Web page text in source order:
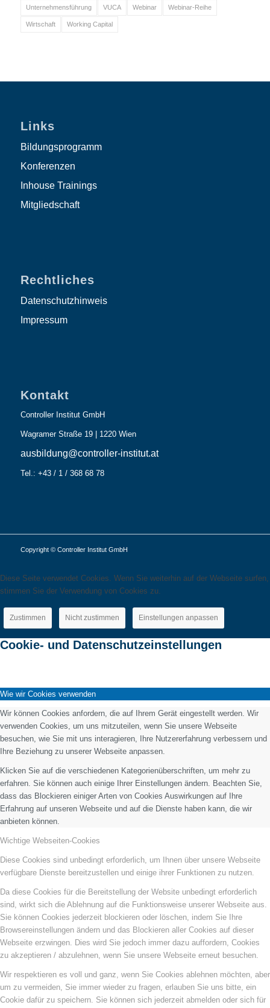
Unternehmensführung VUCA Webinar Webinar-Reihe
Wirtschaft Working Capital
Links
Bildungsprogramm
Konferenzen
Inhouse Trainings
Mitgliedschaft
Rechtliches
Datenschutzhinweis
Impressum
Kontakt
Controller Institut GmbH
Wagramer Straße 19 | 1220 Wien
ausbildung@controller-institut.at
Tel.: +43 / 1 / 368 68 78
Copyright © Controller Institut GmbH
Diese Seite verwendet Cookies. Wenn Sie weiterhin auf der Webseite surfen,
stimmen Sie der Verwendung von Cookies zu.
Zustimmen Nicht zustimmen Einstellungen anpassen
Cookie- und Datenschutzeinstellungen
Wie wir Cookies verwenden
Wir können Cookies anfordern, die auf Ihrem Gerät eingestellt werden. Wir
verwenden Cookies, um uns mitzuteilen, wenn Sie unsere Webseite
besuchen, wie Sie mit uns interagieren, Ihre Nutzererfahrung verbessern und
Ihre Beziehung zu unserer Webseite anpassen.
Klicken Sie auf die verschiedenen Kategorienüberschriften, um mehr zu
erfahren. Sie können auch einige Ihrer Einstellungen ändern. Beachten Sie,
dass das Blockieren einiger Arten von Cookies Auswirkungen auf Ihre
Erfahrung auf unseren Webseite und auf die Dienste haben kann, die wir
anbieten können.
Wichtige Webseiten-Cookies
Diese Cookies sind unbedingt erforderlich, um Ihnen über unsere Webseite
verfügbare Dienste bereitzustellen und einige ihrer Funktionen zu nutzen.
Da diese Cookies für die Bereitstellung der Website unbedingt erforderlich
sind, wirkt sich die Ablehnung auf die Funktionsweise unserer Webseite aus.
Sie können Cookies jederzeit blockieren oder löschen, indem Sie Ihre
Browsereinstellungen ändern und das Blockieren aller Cookies auf dieser
Webseite erzwingen. Dies wird Sie jedoch immer dazu auffordern, Cookies
zu akzeptieren / abzulehnen, wenn Sie unsere Webseite erneut besuchen.
Wir respektieren es voll und ganz, wenn Sie Cookies ablehnen möchten, aber
um zu vermeiden, Sie immer wieder zu fragen, erlauben Sie uns bitte, ein
Cookie dafür zu speichern. Sie können sich jederzeit abmelden oder sich für